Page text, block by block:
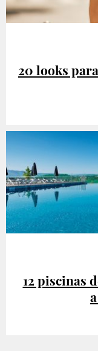
20 looks
12 piscinas